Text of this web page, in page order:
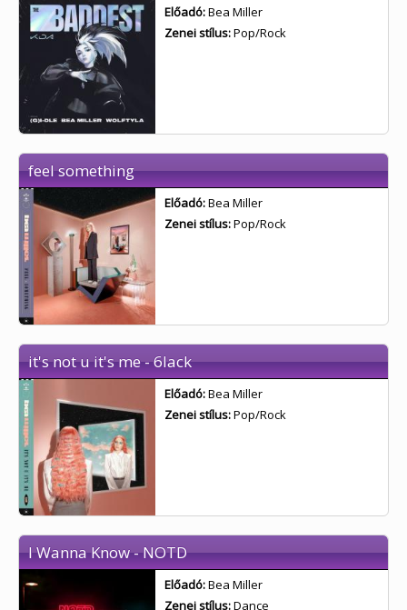
Előadó:Bea Miller
Zenei stílus:Pop/Rock
feel something
Előadó:Bea Miller
Zenei stílus:Pop/Rock
it's not u it's me - 6lack
Előadó:Bea Miller
Zenei stílus:Pop/Rock
I Wanna Know - NOTD
Előadó:Bea Miller
Zenei stílus:Dance